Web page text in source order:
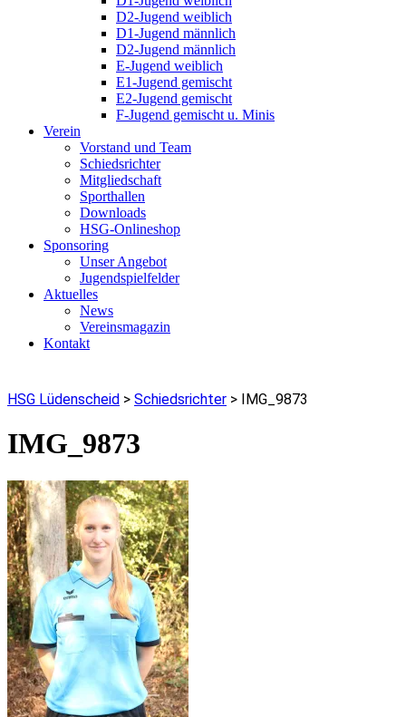
D2-Jugend weiblich
D1-Jugend männlich
D2-Jugend männlich
E-Jugend weiblich
E1-Jugend gemischt
E2-Jugend gemischt
F-Jugend gemischt u. Minis
Verein
Vorstand und Team
Schiedsrichter
Mitgliedschaft
Sporthallen
Downloads
HSG-Onlineshop
Sponsoring
Unser Angebot
Jugendspielfelder
Aktuelles
News
Vereinsmagazin
Kontakt
HSG Lüdenscheid > Schiedsrichter > IMG_9873
IMG_9873